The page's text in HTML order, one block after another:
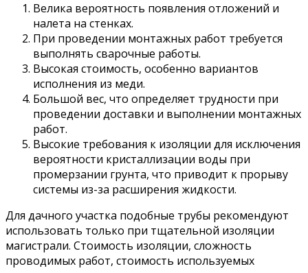
Велика вероятность появления отложений и
налета на стенках.
При проведении монтажных работ требуется
выполнять сварочные работы.
Высокая стоимость, особенно вариантов
исполнения из меди.
Большой вес, что определяет трудности при
проведении доставки и выполнении монтажных
работ.
Высокие требования к изоляции для исключения
вероятности кристаллизации воды при
промерзании грунта, что приводит к прорыву
системы из-за расширения жидкости.
Для дачного участка подобные трубы рекомендуют
использовать только при тщательной изоляции
магистрали. Стоимость изоляции, сложность
проводимых работ, стоимость используемых